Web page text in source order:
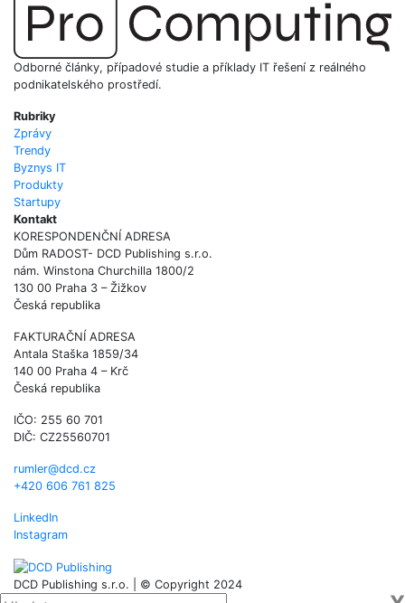
Odborné články, případové studie a příklady IT řešení z reálného
podnikatelského prostředí.
Rubriky
Zprávy
Trendy
Byznys IT
Produkty
Startupy
Kontakt
KORESPONDENČNÍ ADRESA
Dům RADOST- DCD Publishing s.r.o.
nám. Winstona Churchilla 1800/2
130 00 Praha 3 – Žižkov
Česká republika
FAKTURAČNÍ ADRESA
Antala Staška 1859/34
140 00 Praha 4 – Krč
Česká republika
IČO: 255 60 701
DIČ: CZ25560701
rumler@dcd.cz
+420 606 761 825
LinkedIn
Instagram
DCD Publishing s.r.o. | © Copyright 2024